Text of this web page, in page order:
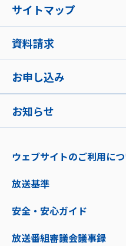
お知らせ
サイトマップ
資料請求
お申し込み
ウェブサイトのご利用に
放送基準
安全・安心ガイド
放送番組審議会議事録